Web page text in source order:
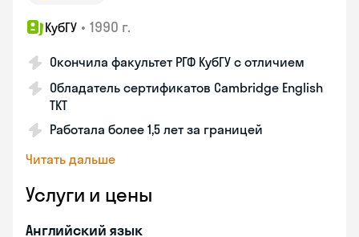
КубГУ • 1990 г.
Окончила факультет РГФ КубГУ с отличием
Обладатель сертификатов Cambridge English
TKT
Работала более 1,5 лет за границей
Читать дальше
Услуги и цены
Английский язык